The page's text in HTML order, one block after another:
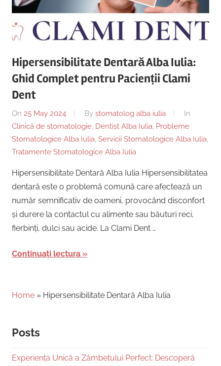
|
Centru
Implantologie
Copii,
Dentist,
Strada
19,
Alba
Iulia
România
+40754463365
Hipersensibilitate Dentară Alba Iulia:
Ghid Complet pentru Pacienții Clami
Dent
On 25 May 2024 By stomatolog alba iulia
In
Clinică de stomatologie Dentist Alba Iulia Probleme
Stomatologice Alba Iulia Servicii Stomatologice Alba Iulia
Tratamente Stomatologice Alba Iulia
Hipersensibilitate Dentară Alba Iulia Hipersensibilitatea
dentară este o problemă comună care afectează un
număr semnificativ de oameni, provocând disconfort
și durere la contactul cu alimente sau băuturi reci,
fierbinți, dulci sau acide. La Clami Dent …
Continuați lectura
Home » Hipersensibilitate Dentară Alba Iulia
Posts
Experiența Unică a Zâmbetului Perfect: Descoperă